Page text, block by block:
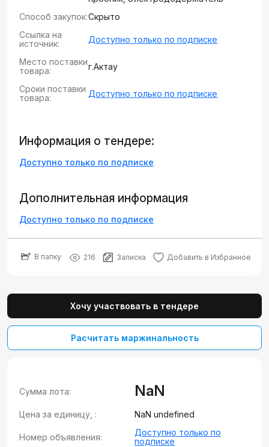
Способ закупок:Скрыто
Ссылка на
источник:
Доступно только по подписке
Место поставки
товара:
г.Актау
Сроки поставки
товара:
Доступно только по подписке
Информация о тендере:
Доступно только по подписке
Дополнительная информация
Доступно только по подписке
В папку 216 Записка Добавить в Избранное
Хочу участвовать в тендере
Расчитать маржинальность
Сумма лота: NaN
Цена за единицу, : NaN undefined
Номер объявления:
Доступно только по
подписке